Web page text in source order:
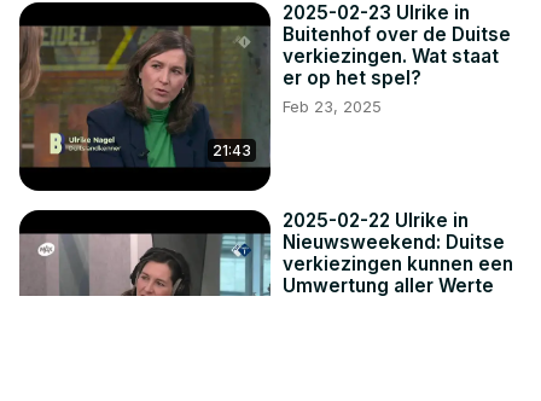
21:43
2025-02-23 Ulrike in
Buitenhof over de Duitse
verkiezingen. Wat staat
er op het spel?
Feb 23, 2025
2025-02-22 Ulrike in
Nieuwsweekend: Duitse
verkiezingen kunnen een
Umwertung aller Werte